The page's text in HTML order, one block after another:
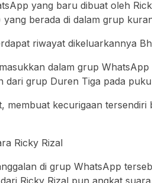
yang baru dibuat oleh
yang berada di dalam grup
riwayat dikeluarkannya
dalam grup
dari grup Duren Tiga pada
membuat kecurigaan tersendiri
Ricky Rizal
di grup WhatsApp